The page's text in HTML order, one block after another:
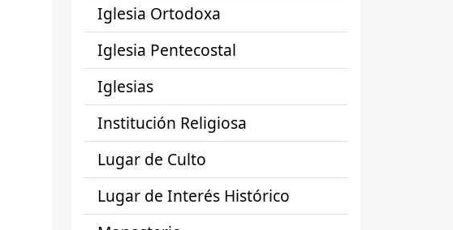
Iglesia Ortodoxa
Iglesia Pentecostal
Iglesias
Institución Religiosa
Lugar de Culto
Lugar de Interés Histórico